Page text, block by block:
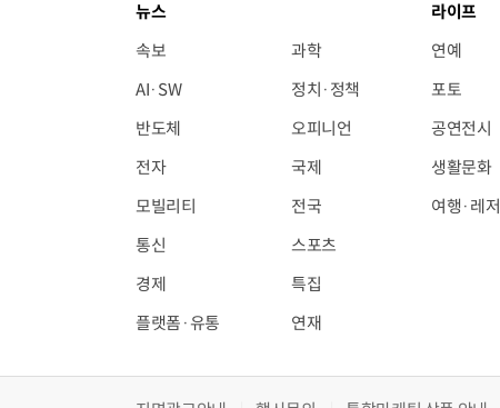
뉴스
속보
AI·SW
반도체
전자
모빌리티
통신
경제
플랫폼·유통
과학
정치·정책
오피니언
국제
전국
스포츠
특집
연재
라이프
연예
포토
공연전시
생활문화
여행·레저